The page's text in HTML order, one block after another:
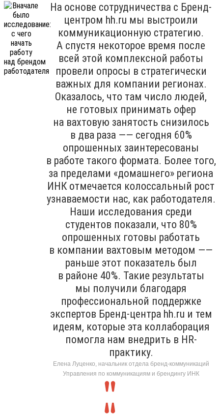
На основе сотрудничества с Бренд-
центром hh.ru мы выстроили
коммуникационную стратегию.
А спустя некоторое время после
всей этой комплексной работы
провели опросы в стратегически
важных для компании регионах.
Оказалось, что там число людей,
не готовых принимать офер
на вахтовую занятость снизилось
в два раза —— сегодня 60%
опрошенных заинтересованы
в работе такого формата. Более того,
за пределами «домашнего» региона
ИНК отмечается колоссальный рост
узнаваемости нас, как работодателя.
Наши исследования среди
студентов показали, что 80%
опрошенных готовы работать
в компании вахтовым методом ——
раньше этот показатель был
в районе 40%. Такие результаты
мы получили благодаря
профессиональной поддержке
экспертов Бренд-центра hh.ru и тем
идеям, которые эта коллаборация
помогла нам внедрить в HR-
практику.
Елена Луценко, начальник отдела бренд-коммуникаций
Управления по коммуникациям и брендингу ИНК